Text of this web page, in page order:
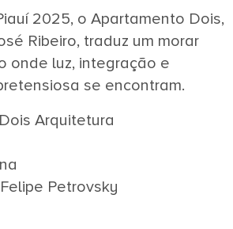
2025, o Apartamento Dois,
Ribeiro, traduz um morar
onde luz, integração e
se encontram.
Arquitetura
Petrovsky